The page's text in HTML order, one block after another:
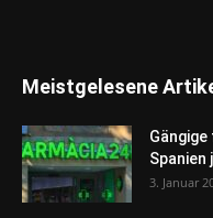
Meistgelesene
3. Januar